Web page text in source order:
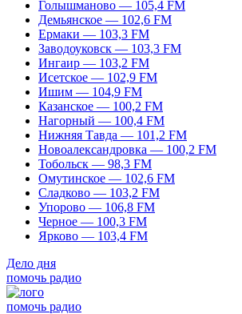
Голышманово — 105,4 FM
Демьянское — 102,6 FM
Ермаки — 103,3 FM
Заводоуковск — 103,3 FM
Ингаир — 103,2 FM
Исетское — 102,9 FM
Ишим — 104,9 FM
Казанское — 100,2 FM
Нагорный — 100,4 FM
Нижняя Тавда — 101,2 FM
Новоалександровка — 100,2 FM
Тобольск — 98,3 FM
Омутинское — 102,6 FM
Сладково — 103,2 FM
Упорово — 106,8 FM
Черное — 100,3 FM
Ярково — 103,4 FM
Дело дня
помочь радио
помочь радио